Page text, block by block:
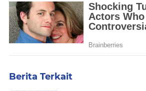
Berita Terkait